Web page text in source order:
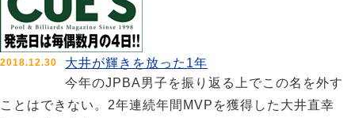
2018.12.30
大井が輝きを放った1年
今年のJPBA男子を振り返る上でこの名を外す
ことはできない。2年連続年間MVPを獲得した大井直幸